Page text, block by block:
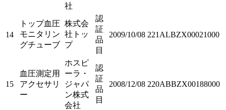
社
14
トップ血圧
モニタリン
グチューブ
株式会
社トッ
プ
認
証
品
目
2009/10/08 221ALBZX00021000
15
血圧測定用
アクセサリ
ー
ホスピ
ーラ・
ジャパ
ン株式
会社
認
証
品
目
2008/12/08 220ABBZX00188000